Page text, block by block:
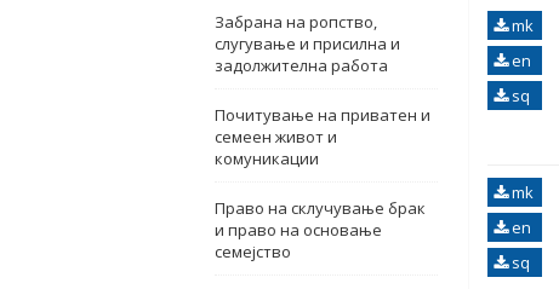
Забрана на ропство,
слугување и присилна и
задолжителна работа
Почитување на приватен и
семеен живот и
комуникации
Право на склучување брак
и право на основање
семејство
mk
en
sq
mk
en
sq